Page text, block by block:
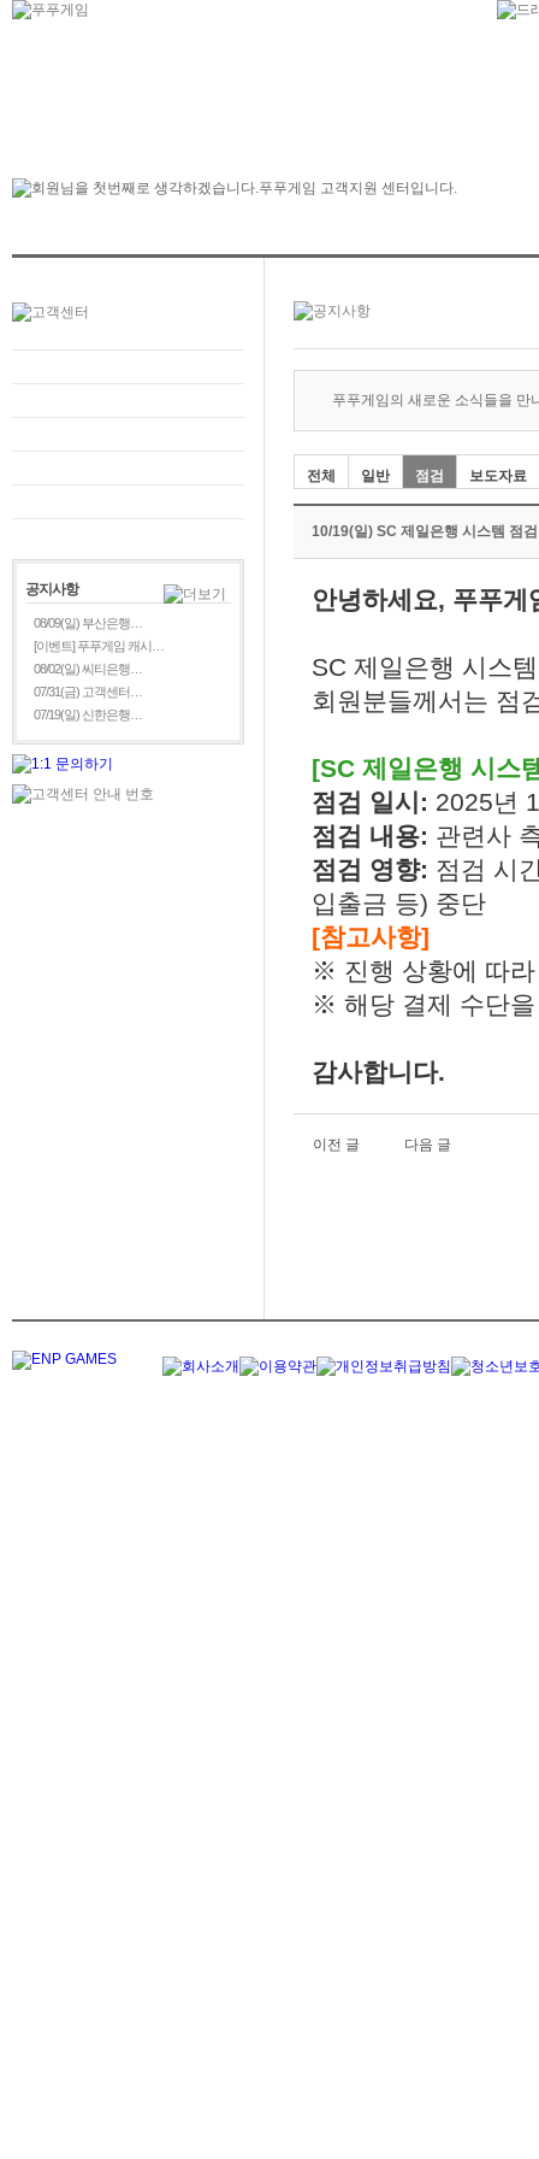
공지사항
08/09(일) 부산은행…
[이벤트] 푸푸게임 캐시…
08/02(일) 씨티은행…
07/31(금) 고객센터…
07/19(일) 신한은행…
푸푸게임의 새로운 소식들을 만
전체 일반 점검 보도자료
10/19(일) SC 제일은행 시스템 점
안녕하세요, 푸푸게
SC 제일은행 시스
회원분들께서는 점
[SC 제일은행 시스
점검 일시: 2025년
점검 내용: 관련사
점검 영향: 점검 시
입출금 등) 중단
[참고사항]
※ 진행 상황에 따
※ 해당 결제 수단
감사합니다.
이전 글 다음 글